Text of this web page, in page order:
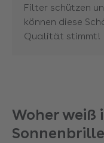
Filter schützen
können diese
Qualität stimmt!
Woher weiß